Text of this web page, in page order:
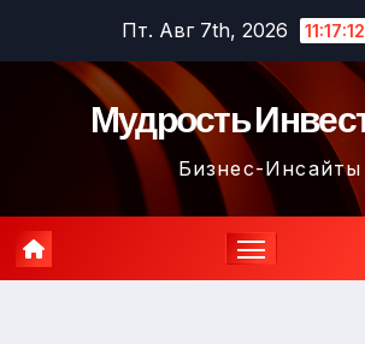
содержимому
Пт. Авг 7th, 2026
Мудрость
Бизнес-Инсайты